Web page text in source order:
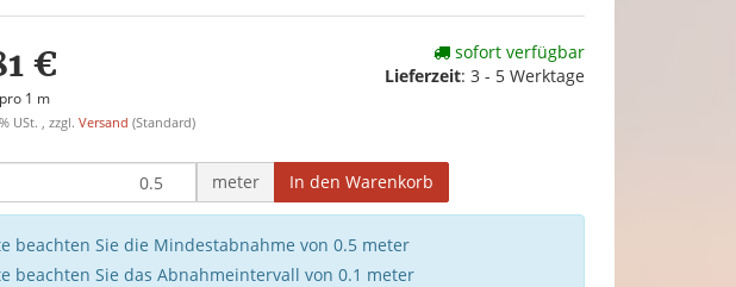
€
1 m
USt. , zzgl. Versand (Standard)
sofort verfügbar
Lieferzeit: 3 - 5 Werktage
meter In den Warenkorb
beachten Sie die Mindestabnahme von 0.5 meter
beachten Sie das Abnahmeintervall von 0.1 meter